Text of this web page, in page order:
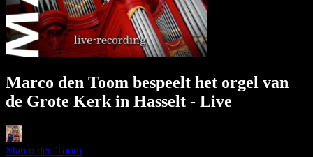
Marco den Toom bespeelt het orgel van
de Grote Kerk in Hasselt - Live
Marco den Toom